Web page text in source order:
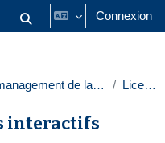
Activer/désactiver la saisie
Connexion
École de management de la Sorbonne Licences
interactifs